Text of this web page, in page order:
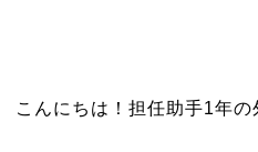
こんにちは！担任助手1年の